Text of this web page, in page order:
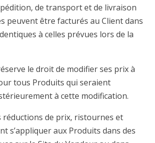
de transport et de livraison
peuvent être facturés au Client dans
à celles prévues lors de la
le droit de modifier ses prix à
tous Produits qui seraient
à cette modification.
réductions de prix, ristournes et
s’appliquer aux Produits dans des